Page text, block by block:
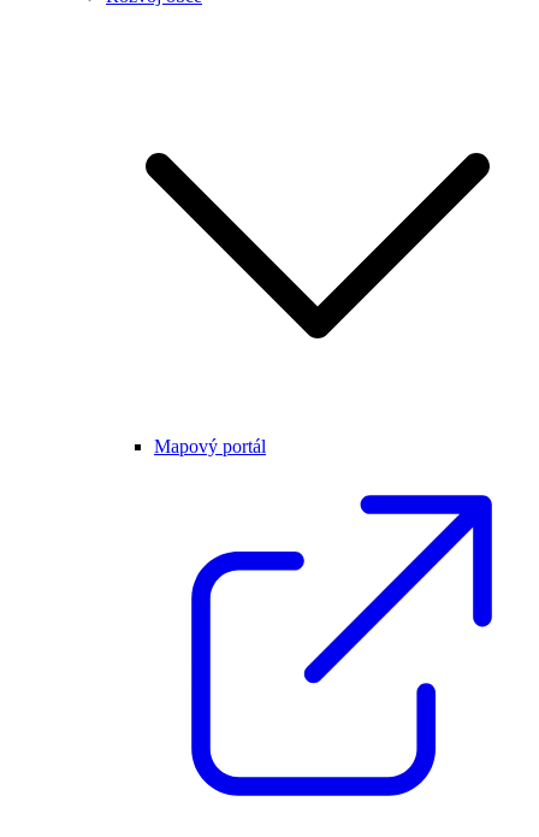
Mapový portál